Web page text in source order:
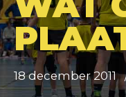
18 december 2011